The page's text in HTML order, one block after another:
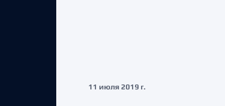
11 июля 2019 г.